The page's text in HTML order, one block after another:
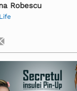
Robescu